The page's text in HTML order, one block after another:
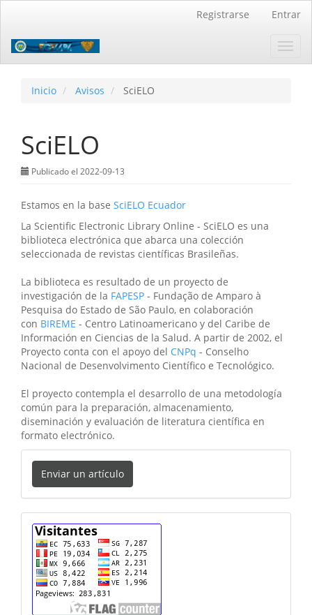
principal
Barra
Registrarse Entrar
Inicio Avisos SciELO
SciELO
Publicado el 2022-09-13
Estamos en la base SciELO Ecuador
La Scientific Electronic Library Online - SciELO es una
biblioteca electrónica que abarca una colección
seleccionada de revistas científicas Brasileñas.
La biblioteca es resultado de un proyecto de
investigación de la FAPESP - Fundação de Amparo à
Pesquisa do Estado de São Paulo, en colaboración
con BIREME - Centro Latinoamericano y del Caribe de
Información en Ciencias de la Salud. A partir de 2002, el
Proyecto conta con el apoyo del CNPq - Conselho
Nacional de Desenvolvimento Científico e Tecnológico.
El proyecto contempla el desarrollo de una metodología
común para la preparación, almacenamiento,
diseminación y evaluación de literatura científica en
formato electrónico.
Enviar
un
artículo
Enviar un artículo
cuenta